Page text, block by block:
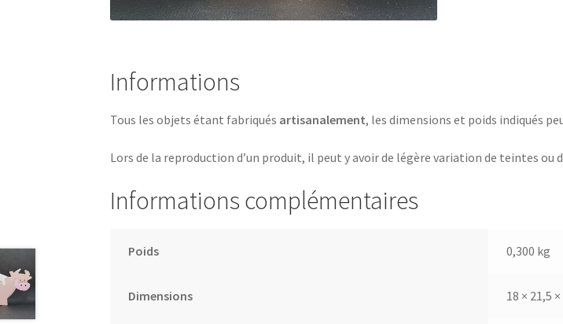
Informations
Tous les objets étant fabriqués artisanalement, les dimensions et poids indiqués
Lors de la reproduction d’un produit, il peut y avoir de légère variation de teintes ou
Informations complémentaires
Poids 0,300 kg
Dimensions 18 × 21,5